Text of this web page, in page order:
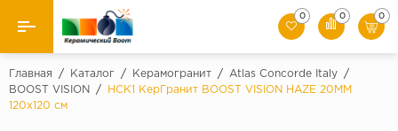
Назад
Производители
0 0 0
Главная / Каталог / Керамогранит / Atlas Concorde Italy
/
BOOST VISION
/
HCK1 КерГранит BOOST VISION HAZE 20MM
120x120 см